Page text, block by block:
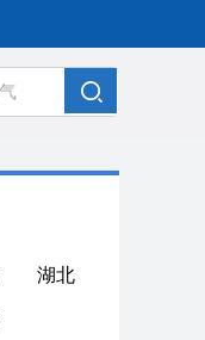
湖北